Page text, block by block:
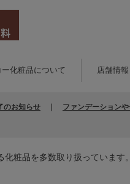
ー化粧品について 店舗情報
のお知らせ
ファンデーション
粧品を多数取り扱っています。